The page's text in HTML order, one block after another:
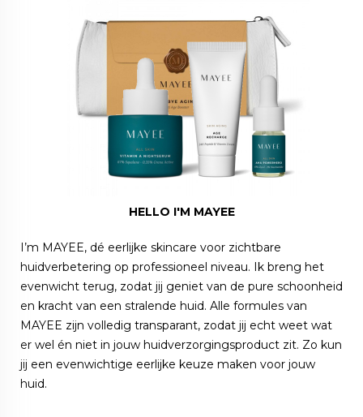
HELLO I'M MAYEE
I’m MAYEE, dé eerlijke skincare voor zichtbare
huidverbetering op professioneel niveau. Ik breng het
evenwicht terug, zodat jij geniet van de pure schoonheid
en kracht van een stralende huid. Alle formules van
MAYEE zijn volledig transparant, zodat jij echt weet wat
er wel én niet in jouw huidverzorgingsproduct zit. Zo kun
jij een evenwichtige eerlijke keuze maken voor jouw
huid.